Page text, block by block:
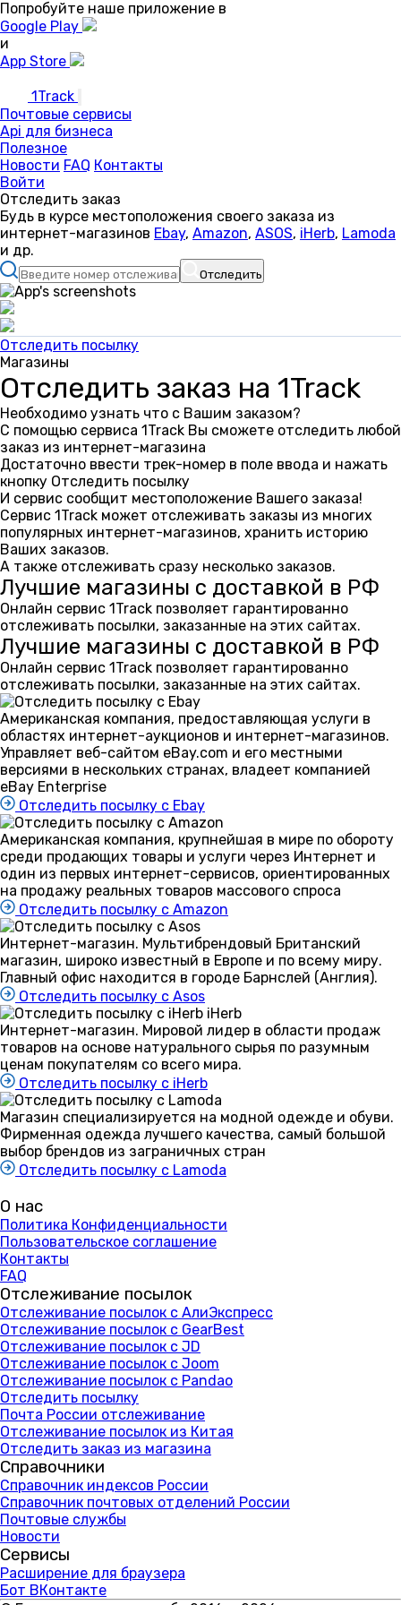
Попробуйте наше приложение в
Google Play
и
App Store
1Track
Почтовые сервисы
Api для бизнеса
Полезное
Новости FAQ Контакты
Войти
Отследить заказ
Будь в курсе местоположения своего заказа из
интернет-магазинов Ebay, Amazon, ASOS, iHerb, Lamoda
и др.
Отследить
Отследить посылку
Магазины
Отследить заказ на 1Track
Необходимо узнать что с Вашим заказом?
С помощью сервиса 1Track Вы сможете отследить любой
заказ из интернет-магазина
Достаточно ввести трек-номер в поле ввода и нажать
кнопку Отследить посылку
И сервис сообщит местоположение Вашего заказа!
Сервис 1Track может отслеживать заказы из многих
популярных интернет-магазинов, хранить историю
Ваших заказов.
А также отслеживать сразу несколько заказов.
Лучшие магазины с доставкой в РФ
Онлайн сервис 1Track позволяет гарантированно
отслеживать посылки, заказанные на этих сайтах.
Лучшие магазины с доставкой в РФ
Онлайн сервис 1Track позволяет гарантированно
отслеживать посылки, заказанные на этих сайтах.
Американская компания, предоставляющая услуги в
областях интернет-аукционов и интернет-магазинов.
Управляет веб-сайтом eBay.com и его местными
версиями в нескольких странах, владеет компанией
eBay Enterprise
Отследить посылку с Ebay
Американская компания, крупнейшая в мире по обороту
среди продающих товары и услуги через Интернет и
один из первых интернет-сервисов, ориентированных
на продажу реальных товаров массового спроса
Отследить посылку с Amazon
Интернет-магазин. Мультибрендовый Британский
магазин, широко известный в Европе и по всему миру.
Главный офис находится в городе Барнслей (Англия).
Отследить посылку с Asos
iHerb
Интернет-магазин. Мировой лидер в области продаж
товаров на основе натурального сырья по разумным
ценам покупателям со всего мира.
Отследить посылку с iHerb
Магазин специализируется на модной одежде и обуви.
Фирменная одежда лучшего качества, самый большой
выбор брендов из заграничных стран
Отследить посылку с Lamoda
О нас
Политика Конфиденциальности
Пользовательское соглашение
Контакты
FAQ
Отслеживание посылок
Отслеживание посылок с АлиЭкспресс
Отслеживание посылок с GearBest
Отслеживание посылок с JD
Отслеживание посылок с Joom
Отслеживание посылок с Pandao
Отследить посылку
Почта России отслеживание
Отслеживание посылок из Китая
Отследить заказ из магазина
Справочники
Справочник индексов России
Справочник почтовых отделений России
Почтовые службы
Новости
Сервисы
Расширение для браузера
Бот ВКонтакте